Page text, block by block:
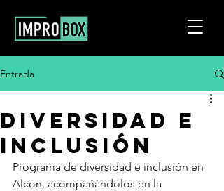
Entrada
DIVERSIDAD E
INCLUSIÓN
Programa de diversidad e inclusión en
Alcon, acompañándolos en la